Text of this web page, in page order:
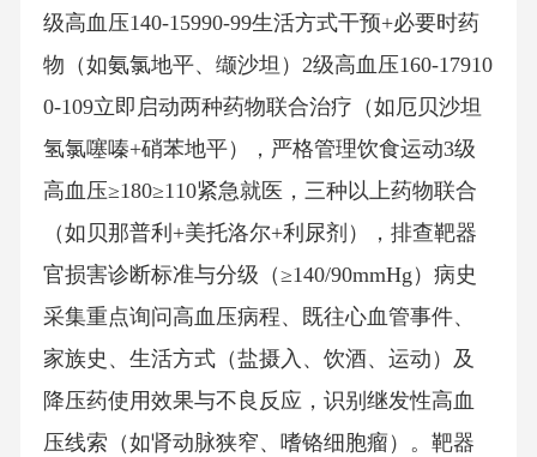
级高血压140-15990-99生活方式干预+必要时药
物（如氨氯地平、缬沙坦）2级高血压160-17910
0-109立即启动两种药物联合治疗（如厄贝沙坦
氢氯噻嗪+硝苯地平），严格管理饮食运动3级
高血压≥180≥110紧急就医，三种以上药物联合
（如贝那普利+美托洛尔+利尿剂），排查靶器
官损害诊断标准与分级（≥140/90mmHg）病史
采集重点询问高血压病程、既往心血管事件、
家族史、生活方式（盐摄入、饮酒、运动）及
降压药使用效果与不良反应，识别继发性高血
压线索（如肾动脉狭窄、嗜铬细胞瘤）。靶器